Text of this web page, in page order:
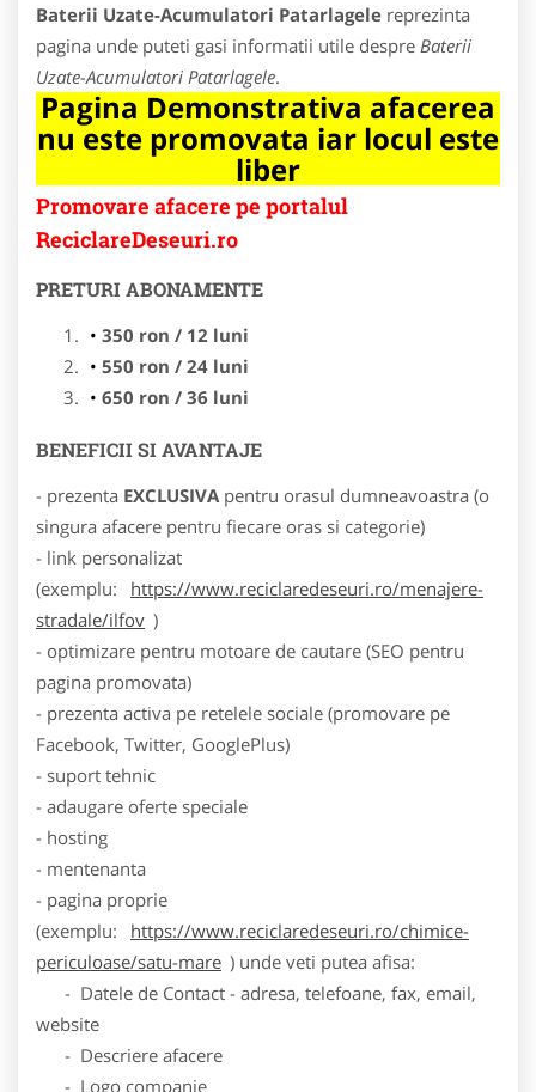
Baterii Uzate-Acumulatori Patarlagele reprezinta
pagina unde puteti gasi informatii utile despre Baterii
Uzate-Acumulatori Patarlagele.
Pagina Demonstrativa afacerea
nu este promovata iar locul este
liber
Promovare afacere pe portalul
ReciclareDeseuri.ro
PRETURI ABONAMENTE
350 ron / 12 luni
550 ron / 24 luni
650 ron / 36 luni
BENEFICII SI AVANTAJE
- prezenta EXCLUSIVA pentru orasul dumneavoastra (o
singura afacere pentru fiecare oras si categorie)
- link personalizat
(exemplu:
https://www.reciclaredeseuri.ro/menajere-
stradale/ilfov )
- optimizare pentru motoare de cautare (SEO pentru
pagina promovata)
- prezenta activa pe retelele sociale (promovare pe
Facebook, Twitter, GooglePlus)
- suport tehnic
- adaugare oferte speciale
- hosting
- mentenanta
- pagina proprie
(exemplu:
https://www.reciclaredeseuri.ro/chimice-
periculoase/satu-mare ) unde veti putea afisa:
- Datele de Contact - adresa, telefoane, fax, email,
website
- Descriere afacere
- Logo companie